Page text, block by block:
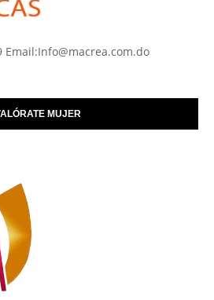
Email:Info@macrea.com.do
MUJER